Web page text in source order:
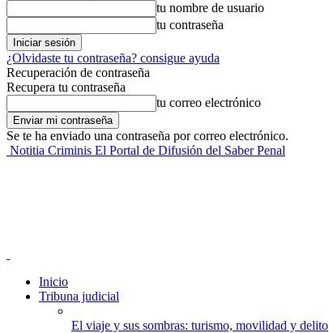
tu nombre de usuario
tu contraseña
¿Olvidaste tu contraseña? consigue ayuda
Recuperación de contraseña
Recupera tu contraseña
tu correo electrónico
Se te ha enviado una contraseña por correo electrónico.
Notitia Criminis El Portal de Difusión del Saber Penal
Inicio
Tribuna judicial
El viaje y sus sombras: turismo, movilidad y delito